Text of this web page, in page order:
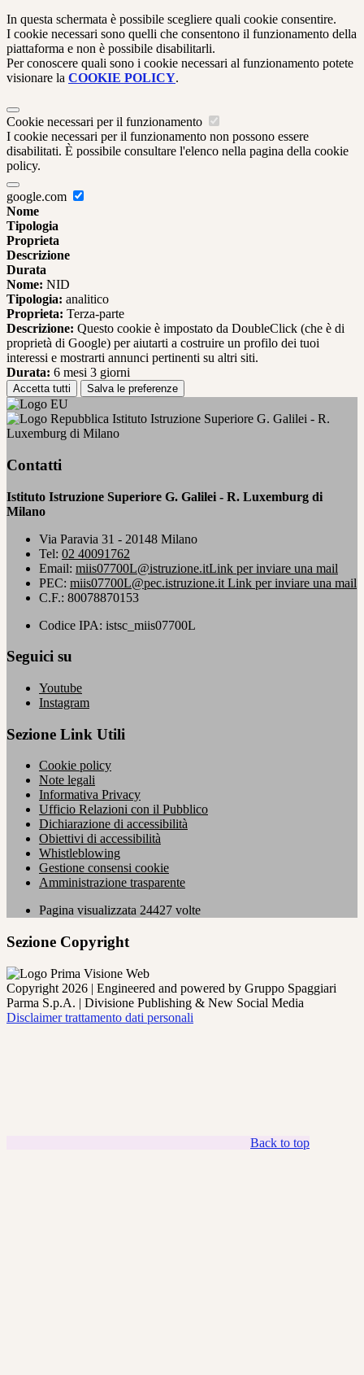
In questa schermata è possibile scegliere quali cookie consentire.
I cookie necessari sono quelli che consentono il funzionamento della
piattaforma e non è possibile disabilitarli.
Per conoscere quali sono i cookie necessari al funzionamento potete
visionare la COOKIE POLICY.
Cookie necessari per il funzionamento
I cookie necessari per il funzionamento non possono essere
disabilitati. È possibile consultare l'elenco nella pagina della cookie
policy.
google.com
Nome
Tipologia
Proprieta
Descrizione
Durata
Nome: NID
Tipologia: analitico
Proprieta: Terza-parte
Descrizione: Questo cookie è impostato da DoubleClick (che è di
proprietà di Google) per aiutarti a costruire un profilo dei tuoi
interessi e mostrarti annunci pertinenti su altri siti.
Durata: 6 mesi 3 giorni
Accetta tutti Salva le preferenze
Istituto Istruzione Superiore G. Galilei - R.
Luxemburg di Milano
Contatti
Istituto Istruzione Superiore G. Galilei - R. Luxemburg di
Milano
Via Paravia 31 - 20148 Milano
Tel: 02 40091762
Email: miis07700L@istruzione.itLink per inviare una mail
PEC: miis07700L@pec.istruzione.it Link per inviare una mail
C.F.: 80078870153
Codice IPA: istsc_miis07700L
Seguici su
Youtube
Instagram
Sezione Link Utili
Cookie policy
Note legali
Informativa Privacy
Ufficio Relazioni con il Pubblico
Dichiarazione di accessibilità
Obiettivi di accessibilità
Whistleblowing
Gestione consensi cookie
Amministrazione trasparente
Pagina visualizzata 24427 volte
Sezione Copyright
Copyright 2026 | Engineered and powered by Gruppo Spaggiari
Parma S.p.A. | Divisione Publishing & New Social Media
Disclaimer trattamento dati personali
Back to top